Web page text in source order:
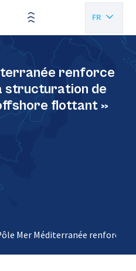
FR
EN
renforce
structuration de
flottant »
Mer Méditerranée renforce